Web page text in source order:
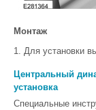
Монтаж
Для установки
Центральный
установка
Специальные